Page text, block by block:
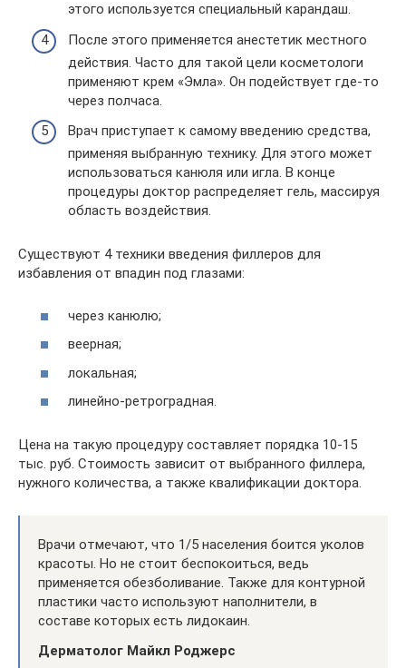
этого используется специальный карандаш.
После этого применяется анестетик местного
действия. Часто для такой цели косметологи
применяют крем «Эмла». Он подействует где-то
через полчаса.
Врач приступает к самому введению средства,
применяя выбранную технику. Для этого может
использоваться канюля или игла. В конце
процедуры доктор распределяет гель, массируя
область воздействия.
Существуют 4 техники введения филлеров для
избавления от впадин под глазами:
через канюлю;
веерная;
локальная;
линейно-ретроградная.
Цена на такую процедуру составляет порядка 10-15
тыс. руб. Стоимость зависит от выбранного филлера,
нужного количества, а также квалификации доктора.
Врачи отмечают, что 1/5 населения боится уколов
красоты. Но не стоит беспокоиться, ведь
применяется обезболивание. Также для контурной
пластики часто используют наполнители, в
составе которых есть лидокаин.
Дерматолог Майкл Роджерс